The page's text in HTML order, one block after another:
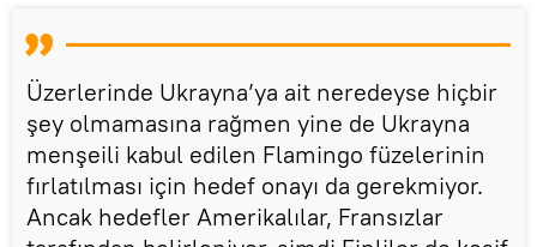
Üzerlerinde Ukrayna’ya ait neredeyse hiçbir
şey olmamasına rağmen yine de Ukrayna
menşeili kabul edilen Flamingo füzelerinin
fırlatılması için hedef onayı da gerekmiyor.
Ancak hedefler Amerikalılar, Fransızlar